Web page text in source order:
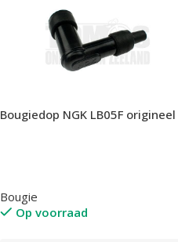
Bougiedop NGK LB05F origineel
Bougie
Op voorraad